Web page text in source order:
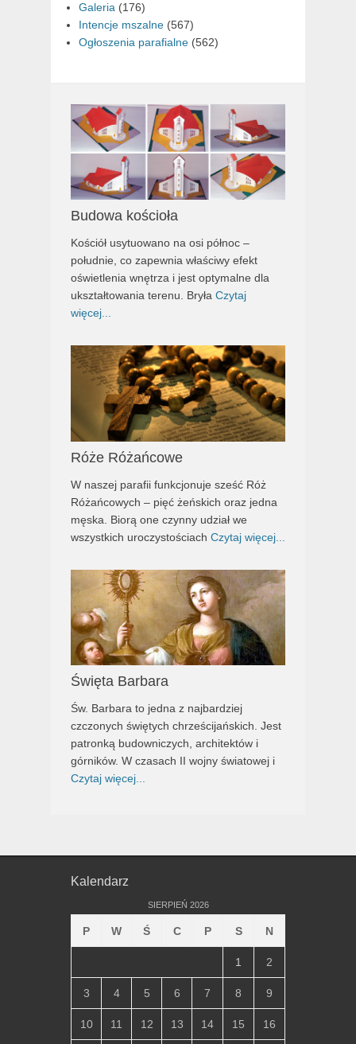
Galeria (176)
Intencje mszalne (567)
Ogłoszenia parafialne (562)
Budowa kościoła
Kościół usytuowano na osi północ –
południe, co zapewnia właściwy efekt
oświetlenia wnętrza i jest optymalne dla
ukształtowania terenu. Bryła Czytaj
więcej...
Róże Różańcowe
W naszej parafii funkcjonuje sześć Róż
Różańcowych – pięć żeńskich oraz jedna
męska. Biorą one czynny udział we
wszystkich uroczystościach Czytaj więcej...
Święta Barbara
Św. Barbara to jedna z najbardziej
czczonych świętych chrześcijańskich. Jest
patronką budowniczych, architektów i
górników. W czasach II wojny światowej i
Czytaj więcej...
Kalendarz
SIERPIEŃ 2026
P W Ś C P S N
1 2
3 4 5 6 7 8 9
10 11 12 13 14 15 16